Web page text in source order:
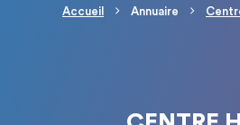
Fil d'Ariane
Accueil Annuaire